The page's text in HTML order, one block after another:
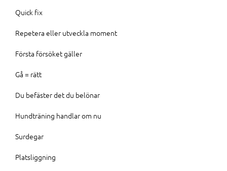
Quick fix
Repetera eller utveckla moment
Första försöket gäller
Gå = rätt
Du befäster det du belönar
Hundträning handlar om nu
Surdegar
Platsliggning